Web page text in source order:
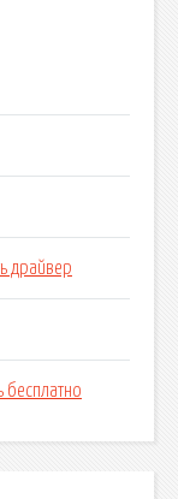
драйвер
бесплатно